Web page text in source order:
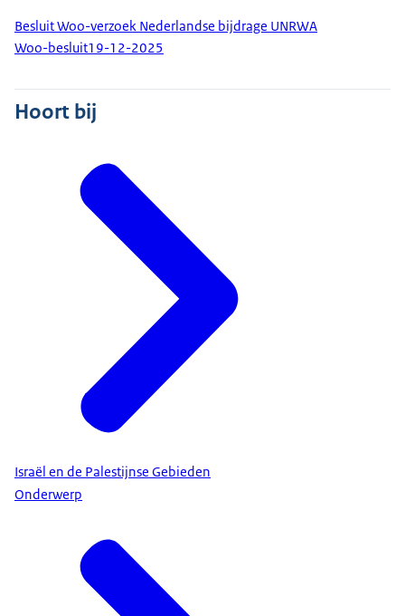
Besluit Woo-verzoek Nederlandse bijdrage UNRWA
Woo-besluit19-12-2025
Hoort bij
Israël en de Palestijnse Gebieden
Onderwerp